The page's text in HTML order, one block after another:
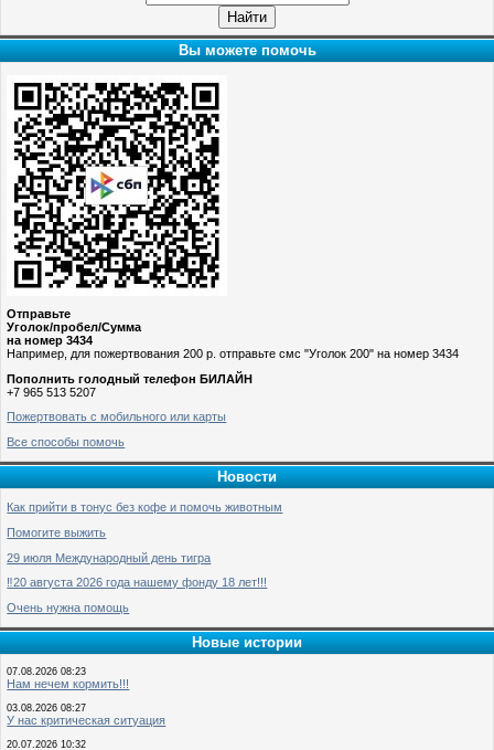
Вы можете помочь
Отправьте
Уголок/пробел/Сумма
на номер 3434
Например, для пожертвования 200 р. отправьте смс "Уголок 200" на номер 3434
Пополнить голодный телефон БИЛАЙН
+7 965 513 5207
Пожертвовать с мобильного или карты
Все способы помочь
Новости
Как прийти в тонус без кофе и помочь животным
Помогите выжить
29 июля Международный день тигра
‼️20 августа 2026 года нашему фонду 18 лет!!!
Очень нужна помощь
Новые истории
07.08.2026 08:23
Нам нечем кормить!!!
03.08.2026 08:27
У нас критическая ситуация
20.07.2026 10:32